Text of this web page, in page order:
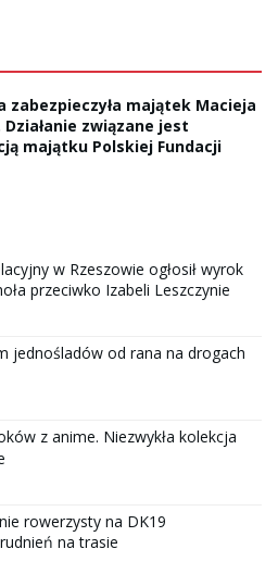
zabezpieczyła majątek Macieja
związane jest
majątku Polskiej Fundacji
w Rzeszowie ogłosił wyrok
przeciwko Izabeli Leszczynie
jednośladów od rana na drogach
z anime. Niezwykła kolekcja
rowerzysty na DK19
na trasie